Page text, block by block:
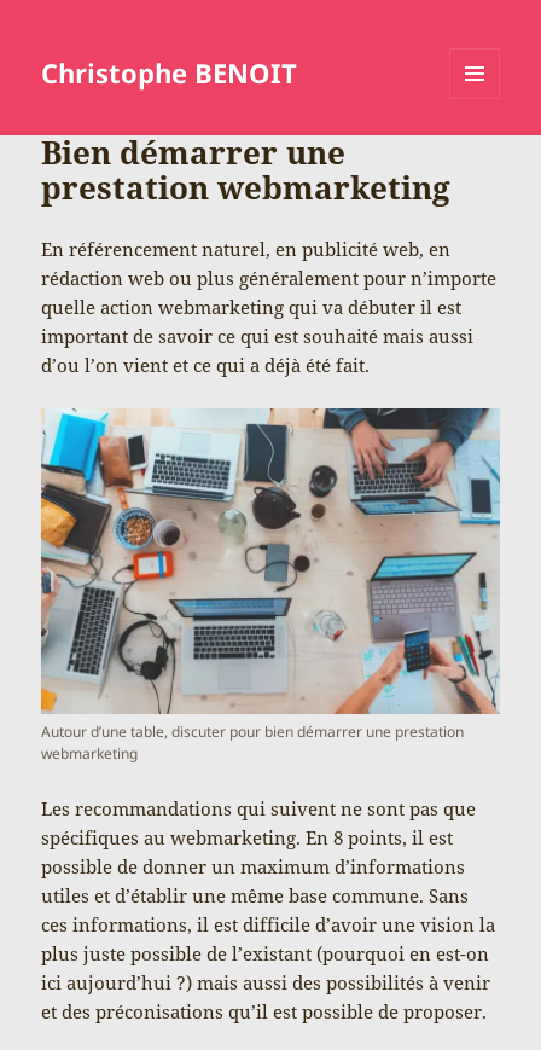
Christophe BENOIT
Bien démarrer une
prestation webmarketing
En référencement naturel, en publicité web, en
rédaction web ou plus généralement pour n’importe
quelle action webmarketing qui va débuter il est
important de savoir ce qui est souhaité mais aussi
d’ou l’on vient et ce qui a déjà été fait.
Autour d’une table, discuter pour bien démarrer une prestation
webmarketing
Les recommandations qui suivent ne sont pas que
spécifiques au webmarketing. En 8 points, il est
possible de donner un maximum d’informations
utiles et d’établir une même base commune. Sans
ces informations, il est difficile d’avoir une vision la
plus juste possible de l’existant (pourquoi en est-on
ici aujourd’hui ?) mais aussi des possibilités à venir
et des préconisations qu’il est possible de proposer.